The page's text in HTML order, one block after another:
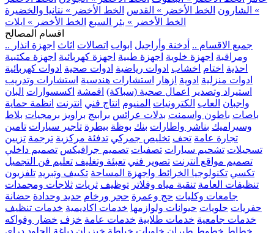
» الشارون الخط الأخضر » القدس الخط الأخضر » نتانيا والخضيرة
الخط الأخضر » بئر السبع الخط الأخضر » ايلات
اقسام المصالح
.. جميع الاقسام .. أدخنة وأراجيل ابواب اتصالات اثاث اجهزة انذار
ومراقبة اجهزة خلوية اجهزة طبية اجهزة كهربائية اجهزة مكتبية
احذية اختام اخشاب ادوات رياضية ادوات صحية ادوات كهربائية
ادوات منزلية ادوية ازهار استشارات هندسية استشارات وتدريب
استيراد وتصدير
اعمال صحية (سباكة) اقمشة اكسسوارات البان
واجبان العاب الكترونيات المنيوم انتاج فني انترنت انظمة حماية
باصات باطون واسمنت بدلات عرائس برابيج براويز برمجيات بلاط
وسيراميك بناشر واطارات بنك بوظة بيطرة تاجير سيارات تامين
تجارة عامة تحف تخليص جمركي تدفئة مركزية ترجمة تزيين
تسجيلات تشحيم سيارات تصفيات تصميم جرافيكس تصميم داخلي
تصميم مواقع انترنت تصوير فني تعبئة وتغليف تعليم فن التجميل
تكسي تكنولوجيا الخرائط واجهزة المساحة تكييف وتبريد تلفزيون
تنظيفات العامة تنقية مياه وفلاتر توظيف ثريات ثلاجات ومجمدات
جامعات وكليات حج وعمرة حجر ورخام حديد وحدادة حضانة
حفريات حلويات حيوانات ولوازمها خدمات اكاديمية خدمات تنظيف
خدمات جامعية خدمات طلابية خدمات عامة خزف خضار وفواكه
خطاط خطوط طيران خلويات خياطة خيزران دباغة الجلود دراي